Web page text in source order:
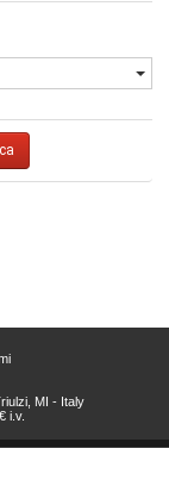
MI - Italy
i.v.